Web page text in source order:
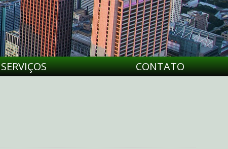
SERVIÇOS CONTATO